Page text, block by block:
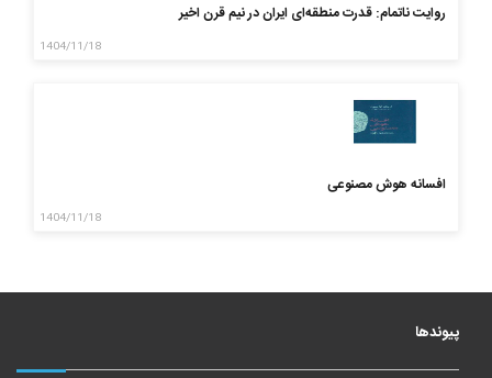
روایت ناتمام: قدرت منطقه‌ای ایران در نیم قرن اخیر
1404/11/18
افسانه هوش مصنوعی
1404/11/18
پیوندها